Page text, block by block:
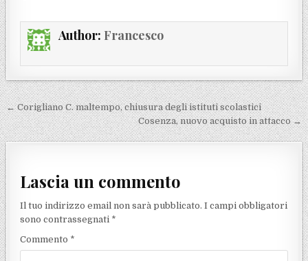
Author: Francesco
Navigazione articoli
← Corigliano C. maltempo, chiusura degli istituti scolastici
Cosenza, nuovo acquisto in attacco →
Lascia un commento
Il tuo indirizzo email non sarà pubblicato. I campi obbligatori
sono contrassegnati *
Commento *